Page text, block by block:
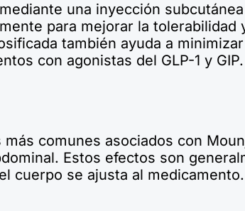
una inyección
para mejorar la
también ayuda a
con agonistas del GLP-1 y GIP.
comunes asociados con
Estos efectos son
cuerpo se ajusta al medicamento.